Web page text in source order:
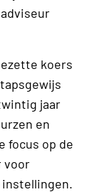
koers
jaar
en
focus op de
voor